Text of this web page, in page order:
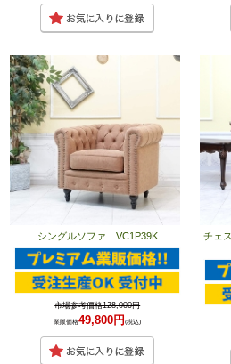
シングルソファ VC1P39K
市場参考価格128,000円
業販価格49,800円(税込)
チェ